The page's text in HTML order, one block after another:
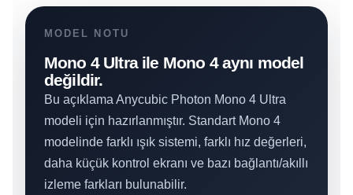
MODEL NOTU
Mono 4 Ultra ile Mono 4 aynı model
değildir.
Bu açıklama Anycubic Photon Mono 4 Ultra
modeli için hazırlanmıştır. Standart Mono 4
modelinde farklı ışık sistemi, farklı hız değerleri,
daha küçük kontrol ekranı ve bazı bağlantı/akıllı
izleme farkları bulunabilir.